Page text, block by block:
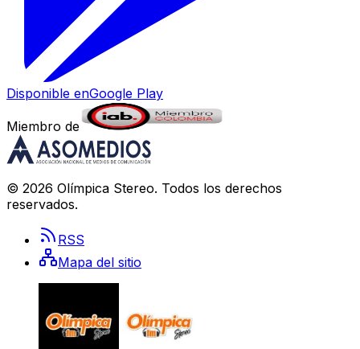
Disponible enGoogle Play
Miembro de
© 2026 Olímpica Stereo. Todos los derechos
reservados.
RSS
Mapa del sitio